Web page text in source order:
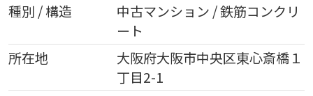
種別 / 構造
中古マンション / 鉄筋コンクリ
ート
所在地
大阪府大阪市中央区東心斎橋１
丁目2-1